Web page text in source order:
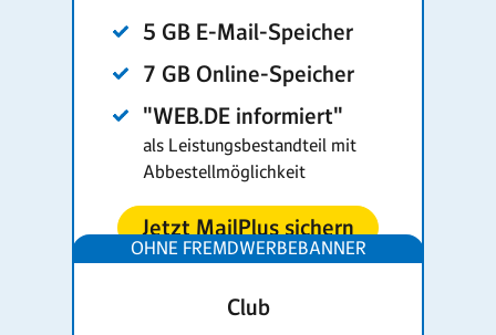
5 GB E-Mail-Speicher
7 GB Online-Speicher
"WEB.DE informiert"
als Leistungsbestandteil mit
Abbestellmöglichkeit
Jetzt MailPlus sichern
Club